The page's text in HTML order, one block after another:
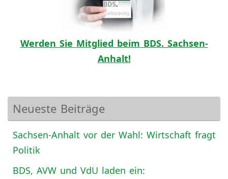
Werden Sie Mitglied beim BDS. Sachsen-
Anhalt!
Neueste Beiträge
Sachsen-Anhalt vor der Wahl: Wirtschaft fragt
Politik
BDS, AVW und VdU laden ein: